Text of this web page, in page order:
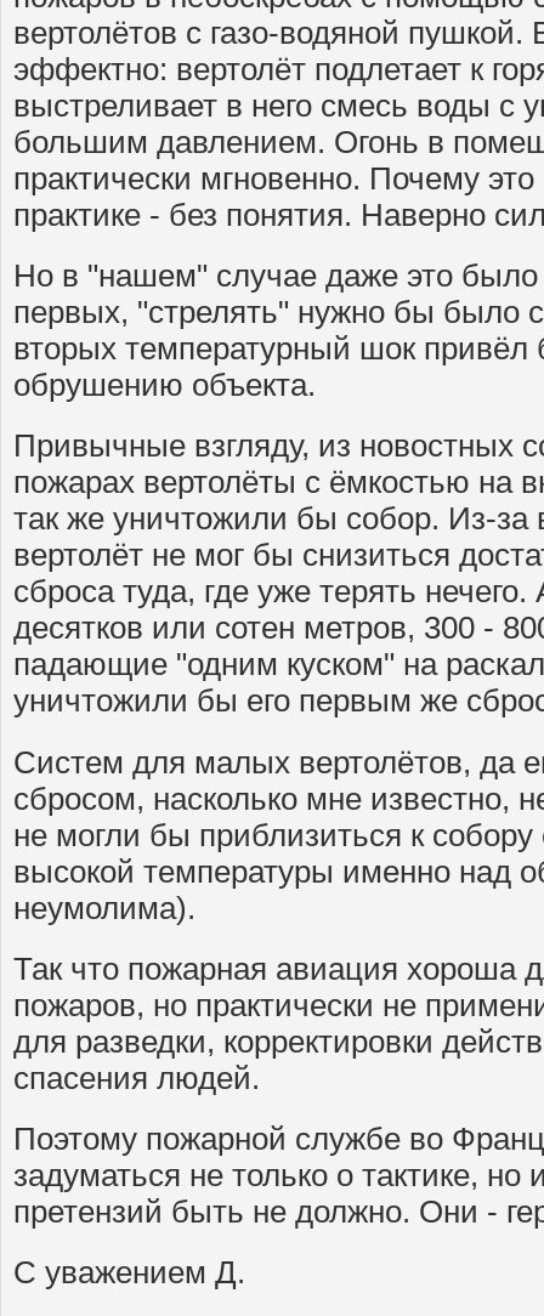
вертолётов с газо-водяной пушкой.
эффектно: вертолёт подлетает к
выстреливает в него смесь воды с
большим давлением. Огонь в
практически мгновенно. Почему
практике - без понятия. Наверно
Но в "нашем" случае даже это
первых, "стрелять" нужно бы было
вторых температурный шок привёл
обрушению объекта.
Привычные взгляду, из новостных
пожарах вертолёты с ёмкостью на
так же уничтожили бы собор. Из-за
вертолёт не мог бы снизиться
сброса туда, где уже терять
десятков или сотен метров, 300 -
падающие "одним куском" на
уничтожили бы его первым же
Систем для малых вертолётов, да
сбросом, насколько мне известно,
не могли бы приблизиться к собору
высокой температуры именно над
неумолима).
Так что пожарная авиация хороша
пожаров, но практически не
для разведки, корректировки
спасения людей.
Поэтому пожарной службе во
задуматься не только о тактике, но
претензий быть не должно. Они -
С уважением Д.